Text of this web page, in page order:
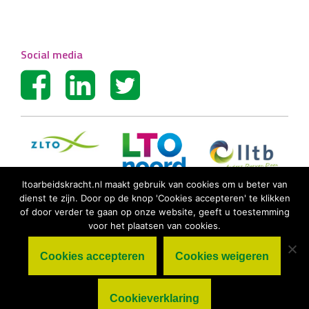
Social media
© LTO Arbeidskracht BV |Algemene
voorwaarden|Privacy statement
ltoarbeidskracht.nl maakt gebruik van cookies om u beter van
dienst te zijn. Door op de knop 'Cookies accepteren' te klikken
of door verder te gaan op onze website, geeft u toestemming
voor het plaatsen van cookies.
Cookies accepteren Cookies weigeren
Cookieverklaring